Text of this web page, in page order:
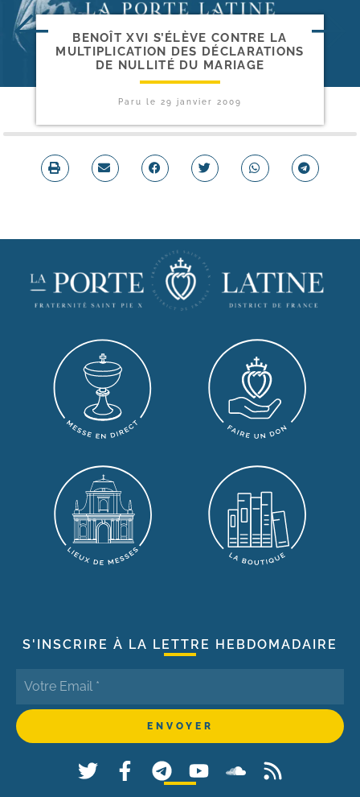
BENOÎT XVI S’ÉLÈVE CONTRE LA
MULTIPLICATION DES DÉCLARATIONS
DE NULLITÉ DU MARIAGE
Paru le 29 janvier 2009
S'INSCRIRE À LA LETTRE HEBDOMADAIRE